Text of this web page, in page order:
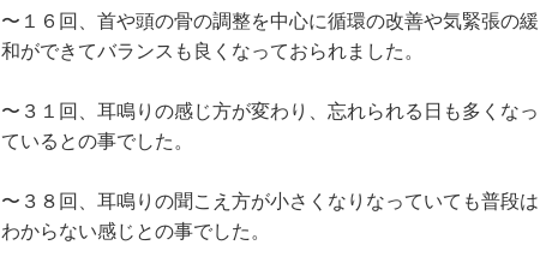
〜１６回、首や頭の骨の調整を中心に循環の改善や気緊張の緩
和ができてバランスも良くなっておられました。
〜３１回、耳鳴りの感じ方が変わり、忘れられる日も多くなっ
ているとの事でした。
〜３８回、耳鳴りの聞こえ方が小さくなりなっていても普段は
わからない感じとの事でした。